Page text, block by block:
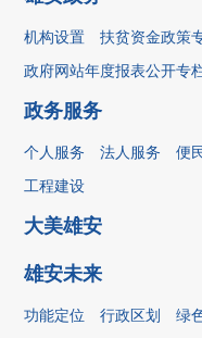
机构设置 扶贫资金政策
政府网站年度报表公开专
政务服务
个人服务 法人服务 便
工程建设
大美雄安
雄安未来
功能定位 行政区划 绿